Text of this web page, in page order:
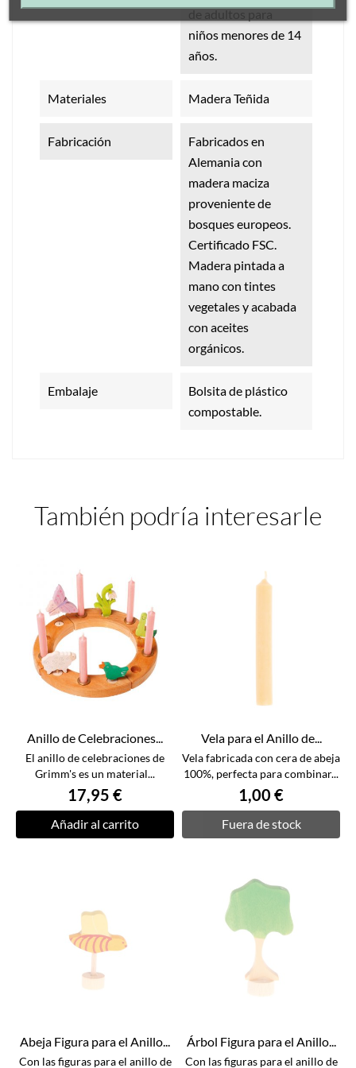
de adultos para
niños menores de 14
años.
Materiales Madera Teñida
Fabricación
Fabricados en
Alemania con
madera maciza
proveniente de
bosques europeos.
Certificado FSC.
Madera pintada a
mano con tintes
vegetales y acabada
con aceites
orgánicos.
Embalaje
Bolsita de plástico
compostable.
También podría interesarle
Anillo de Celebraciones...
El anillo de celebraciones de
Grimm's es un material...
17,95 €
Añadir al carrito
Vela para el Anillo de...
Vela fabricada con cera de abeja
100%, perfecta para combinar...
1,00 €
Fuera de stock
Abeja Figura para el Anillo...
Con las figuras para el anillo de
Árbol Figura para el Anillo...
Con las figuras para el anillo de